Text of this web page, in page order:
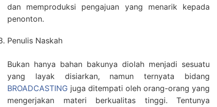
dan memproduksi pengajuan yang menarik kepada
penonton.
Penulis Naskah
Bukan hanya bahan bakunya diolah menjadi sesuatu
yang layak disiarkan, namun ternyata bidang
BROADCASTING juga ditempati oleh orang-orang yang
mengerjakan materi berkualitas tinggi. Tentunya